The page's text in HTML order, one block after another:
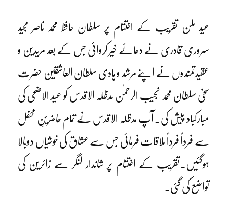
عید ملن تقریب کے اختتام پر سلطان حافظ محمد ناصر مجید
سروری قادری نے دعائے خیر کروائی جس کے بعد مریدین و
عقیدتمندوں نے اپنے مرشد و ہادی سلطان العاشقین حضرت
سخی سلطان محمد نجیب الرحمٰن مدظلہ الاقدس کو عید الاضحی کی
مبارکباد پیش کی۔ آپ مدظلہ الاقدس نے تمام حاضرینِ محفل
سے فرداً فرداً ملاقات فرمائی جس سے عشاق کی خوشیاں دوبالا
ہوگئیں۔تقریب کے اختتام پر شاندار لنگر سے زائرین کی
تواضع کی گئی۔